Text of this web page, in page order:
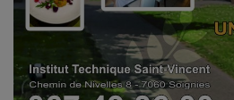
Internats
Documents